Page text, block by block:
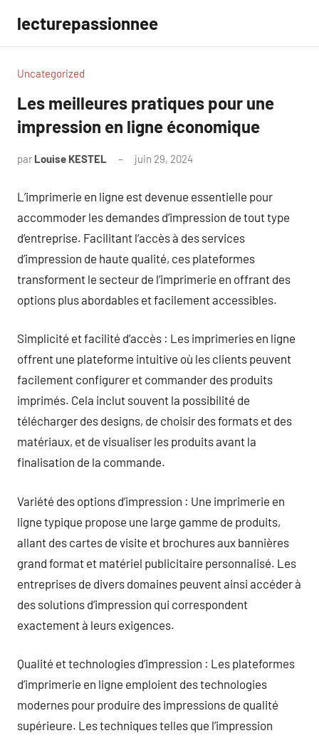
contenu
lecturepassionnee
Uncategorized
Les meilleures pratiques pour une
impression en ligne économique
par Louise KESTEL juin 29, 2024
L’imprimerie en ligne est devenue essentielle pour
accommoder les demandes d’impression de tout type
d’entreprise. Facilitant l’accès à des services
d’impression de haute qualité, ces plateformes
transforment le secteur de l’imprimerie en offrant des
options plus abordables et facilement accessibles.
Simplicité et facilité d’accès : Les imprimeries en ligne
offrent une plateforme intuitive où les clients peuvent
facilement configurer et commander des produits
imprimés. Cela inclut souvent la possibilité de
télécharger des designs, de choisir des formats et des
matériaux, et de visualiser les produits avant la
finalisation de la commande.
Variété des options d’impression : Une imprimerie en
ligne typique propose une large gamme de produits,
allant des cartes de visite et brochures aux bannières
grand format et matériel publicitaire personnalisé. Les
entreprises de divers domaines peuvent ainsi accéder à
des solutions d’impression qui correspondent
exactement à leurs exigences.
Qualité et technologies d’impression : Les plateformes
d’imprimerie en ligne emploient des technologies
modernes pour produire des impressions de qualité
supérieure. Les techniques telles que l’impression